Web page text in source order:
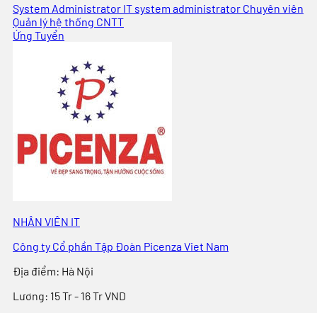
System Administrator IT system administrator Chuyên viên
Quản lý hệ thống CNTT
Ứng Tuyển
NHÂN VIÊN IT
Công ty Cổ phần Tập Đoàn Picenza Viet Nam
Địa điểm: Hà Nội
Lương: 15 Tr - 16 Tr VND